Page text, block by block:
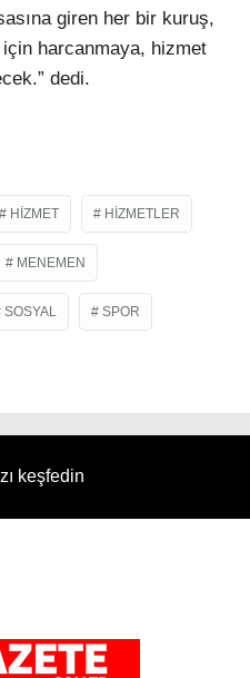
giren her bir kuruş,
harcanmaya, hizmet
dedi.
HIZMET HIZMETLER
MENEMEN
SOSYAL SPOR
keşfedin